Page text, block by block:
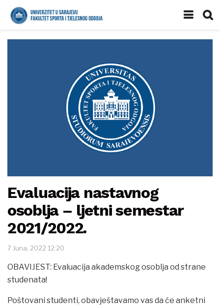
Evaluacija nastavnog
osoblja – ljetni semestar
2021/2022.
7 Juna, 2022 12:20
OBAVIJEST: Evaluacija akademskog osoblja od strane
studenata!
Poštovani studenti, obavještavamo vas da će anketni